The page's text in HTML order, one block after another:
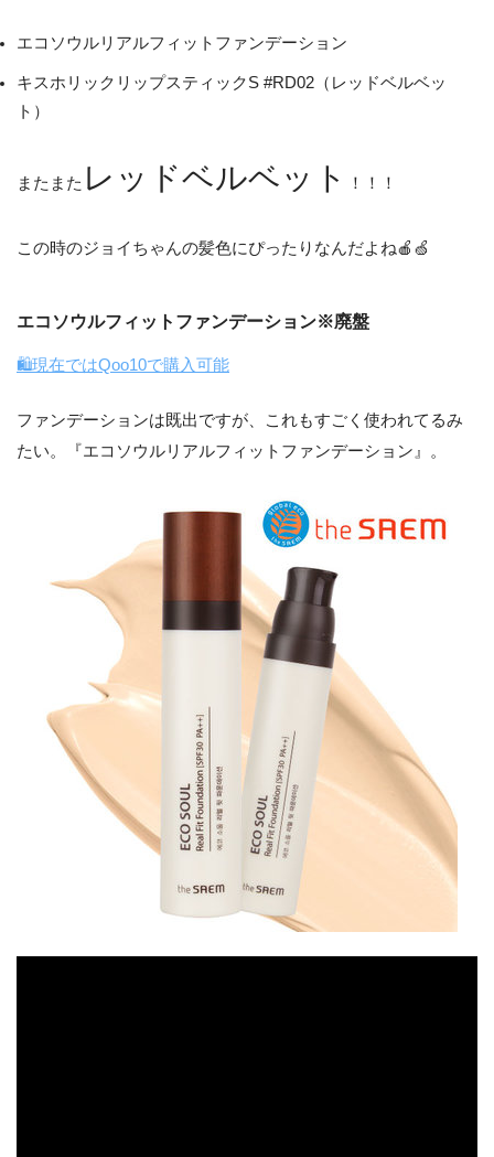
エコソウルリアルフィットファンデーション
キスホリックリップスティックS #RD02（レッドベルベッ
ト）
またまた レッドベルベット ！！！
この時のジョイちゃんの髪色にぴったりなんだよね🍎🍏
エコソウルフィットファンデーション※廃盤
🛍現在ではQoo10で購入可能
ファンデーションは既出ですが、これもすごく使われてるみ
たい。『エコソウルリアルフィットファンデーション』。